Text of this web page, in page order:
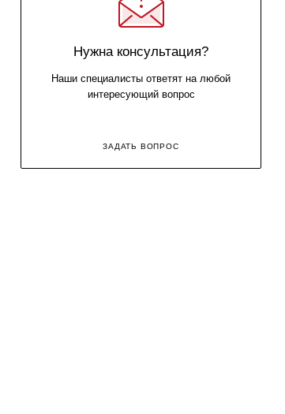
Нужна консультация?
Наши специалисты ответят на любой
интересующий вопрос
ЗАДАТЬ ВОПРОС